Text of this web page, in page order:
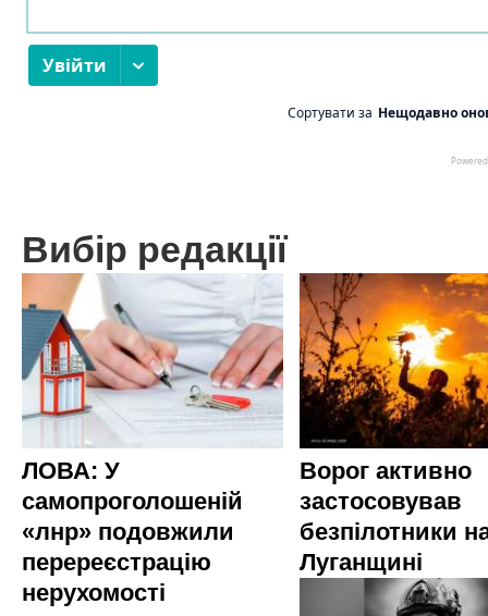
Вибір редакції
ЛОВА: У
самопроголошеній
«лнр» подовжили
перереєстрацію
нерухомості
Ворог активно
застосовував
безпілотники
Луганщині